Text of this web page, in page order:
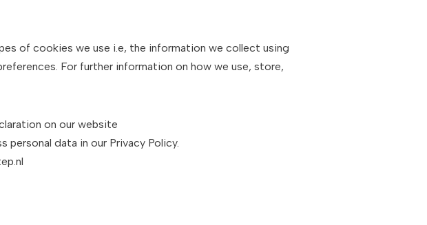
of cookies we use i.e, the information we collect using
For further information on how we use, store,
on our website
personal data in our Privacy Policy.